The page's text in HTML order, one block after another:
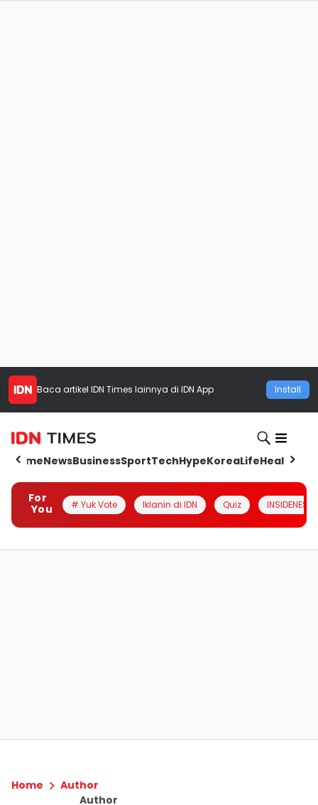
Baca artikel IDN Times lainnya di IDN App Install
HomeNewsBusinessSportTechHypeKoreaLifeHealth
For
You
# Yuk Vote Iklanin di IDN Quiz INSIDENESIA
Home
Author
Author